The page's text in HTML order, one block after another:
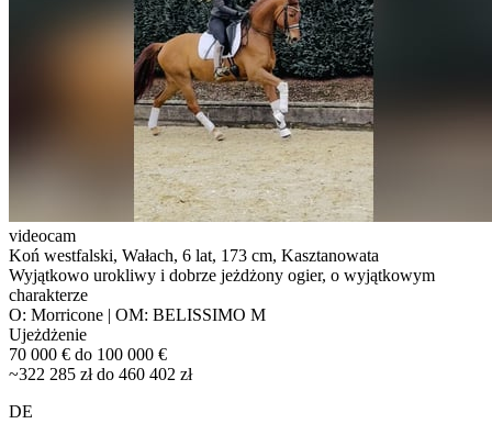
videocam
Koń westfalski, Wałach, 6 lat, 173 cm, Kasztanowata
Wyjątkowo urokliwy i dobrze jeżdżony ogier, o wyjątkowym
charakterze
O: Morricone | OM: BELISSIMO M
Ujeżdżenie
70 000 € do 100 000 €
~322 285 zł do 460 402 zł
DE